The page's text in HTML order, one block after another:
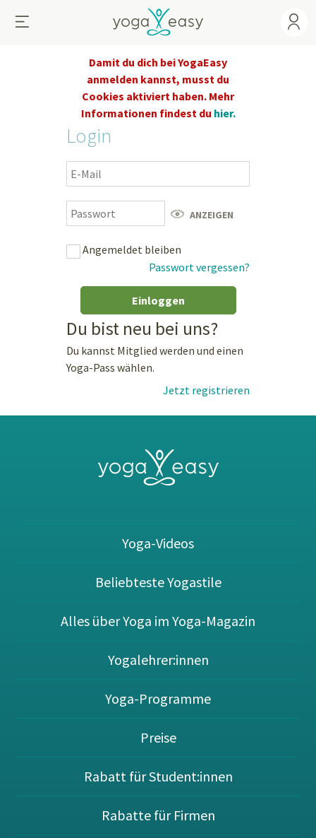
Damit du dich bei YogaEasy
anmelden kannst, musst du
Cookies aktiviert haben. Mehr
Informationen findest du hier.
Login
ANZEIGEN
Angemeldet bleiben
Passwort vergessen?
Du bist neu bei uns?
Du kannst Mitglied werden und einen
Yoga-Pass wählen.
Jetzt registrieren
Yoga-Videos
Beliebteste Yogastile
Alles über Yoga im Yoga-Magazin
Yogalehrer:innen
Yoga-Programme
Preise
Rabatt für Student:innen
Rabatte für Firmen